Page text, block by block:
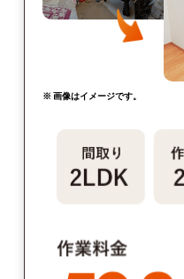
※ 画像はイメージです。